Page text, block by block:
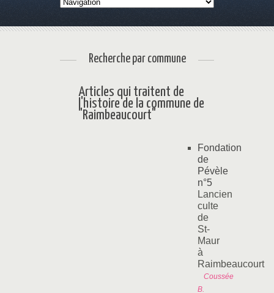
Recherche par commune
Articles qui traitent de
l'histoire de la commune de
"Raimbeaucourt"
Fondation
de
Pévèle
n°5
Lancien
culte
de
St-
Maur
à
Raimbeaucourt
Coussée
B.